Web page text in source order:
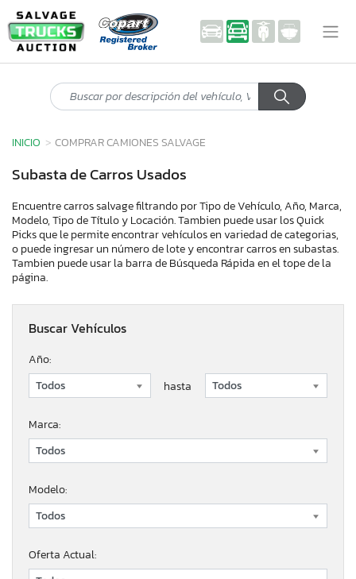
INICIO COMPRAR CAMIONES SALVAGE
Subasta de Carros Usados
Encuentre carros salvage filtrando por Tipo de Vehículo, Año, Marca,
Modelo, Tipo de Título y Locación. Tambien puede usar los Quick
Picks que le permite encontrar vehículos en variedad de categorias,
o puede ingresar un número de lote y encontrar carros en subastas.
Tambien puede usar la barra de Búsqueda Rápida en el tope de la
página.
Buscar Vehículos
Año:
hasta
Marca:
Modelo:
Oferta Actual: